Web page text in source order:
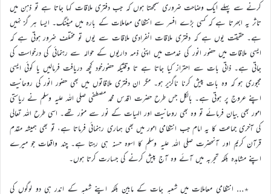
کرنے سے پہلے ایک وضاحت ضروری سمجھتا ہوں کہ جب دفتری ملاقات کہا جاتا ہے تو ذہن میں
تاثر یہ ابھرتا ہے کہ کسی بڑے افسر سے انتظامی معاملات کے بارہ میں میٹنگ۔ ایسا ہر گز نہیں
ہے۔ حقیقت یوں ہے کہ دفتری ملاقات انفرادی ملاقات سے یوں تو مختلف ضرور ہوتی ہے کہ
ایسی ملاقات میں حضور انور کی خدمت میں اپنی ذمہ داریوں کے حوالہ سے رہنمائی کی درخواست کی
جاتی ہے۔ ذاتی بات سے احتراز کیا جاتا ہے تا وقتیکہ حضورخود کچھ دریافت فرمالیں یا کوئی ایسی
مجبوری ہو کہ وہ بات پیش کرنا ناگزیر ہو۔ مگر ان دفتری ملاقاتوں میں بھی حضور انور کی روحانیت
اپنے عروج پر ہوتی ہے۔ بالکل جس طرح حضرت اقدس محمد مصطفی صلی اللہ علیہ وسلم نے ریاستی
امور بھی بیان فرمائے تو وہ بھی روحانیت اور الہیات کے نور سے منور تھے۔ اسی طرح اللہ تعالی
کی آخری جماعت کا یہ امام جب انتظامی امور میں بھی ہماری رہنمائی فرماتا ہے، تو بھی ہمیشہ مقدم
قرآن کریم اور آنحضرت صلی اللہ علیہ وسلم کا اسوہ حسنہ ہی رہتا ہے۔ چند واقعات جو میرے
اپنے مشاہدہ بلکہ تجربہ میں آئے وہ آج پیش کرنے کی جسارت کرتا ہوں۔
٭… انتظامی معاملات میں شعبہ جات کے مابین بلکہ اپنے شعبہ کے اندر ہی دو لوگوں کی